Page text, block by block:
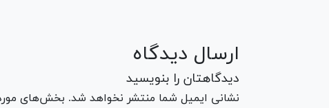
ارسال دیدگاه
دیدگاهتان را بنویسید
نشانی ایمیل شما منتشر نخواهد شد. بخش‌های